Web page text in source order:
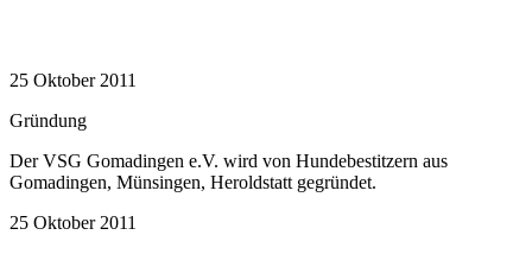
25 Oktober 2011
Gründung
Der VSG Gomadingen e.V. wird von Hundebestitzern aus
Gomadingen, Münsingen, Heroldstatt gegründet.
25 Oktober 2011